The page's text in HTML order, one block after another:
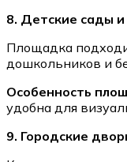
8. Детские сады
Площадка
дошкольников и
Особенность
удобна для
9. Городские